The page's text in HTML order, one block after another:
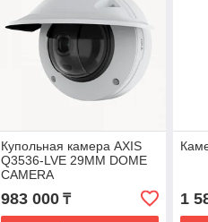
Купольная камера AXIS
Q3536-LVE 29MM DOME
CAMERA
983 000₸ 1